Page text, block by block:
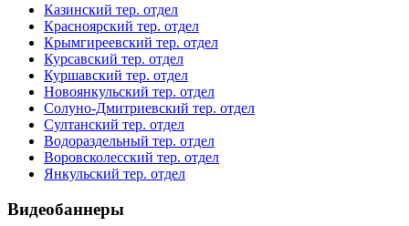
Казинский тер. отдел
Красноярский тер. отдел
Крымгиреевский тер. отдел
Курсавский тер. отдел
Куршавский тер. отдел
Новоянкульский тер. отдел
Солуно-Дмитриевский тер. отдел
Султанский тер. отдел
Водораздельный тер. отдел
Воровсколесский тер. отдел
Янкульский тер. отдел
Видеобаннеры